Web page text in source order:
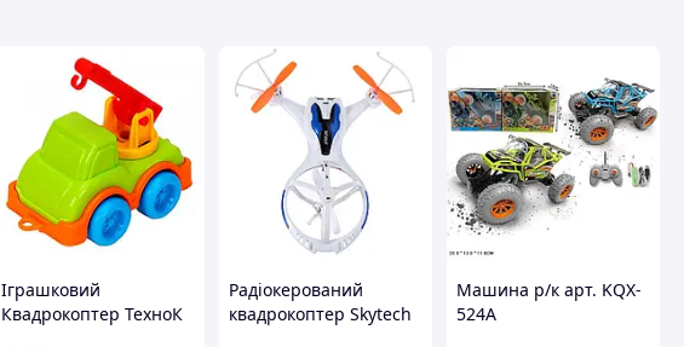
Іграшковий
Квадрокоптер ТехноК
Радіокерований
квадрокоптер Skytech
Машина р/к арт. KQX-
524A